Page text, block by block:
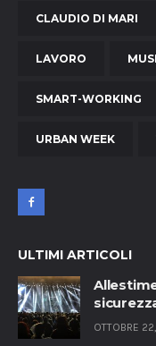
CLAUDIO DI MARI
LAVORO
SMART-WORKING
URBAN WEEK
ULTIMI ARTICOLI
OTTOBRE